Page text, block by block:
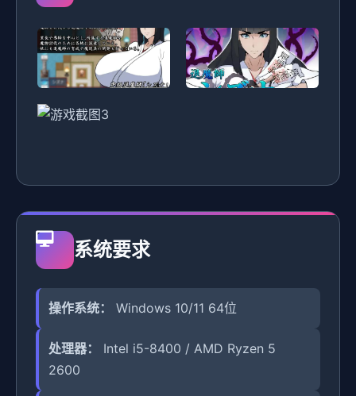
系统要求
操作系统： Windows 10/11 64位
处理器：
Intel i5-8400 / AMD Ryzen 5
2600